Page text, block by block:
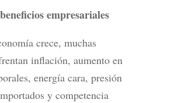
empresariales
crece, muchas
inflación, aumento en
energía cara, presión
y competencia